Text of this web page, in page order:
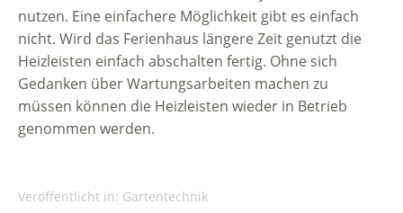
nutzen. Eine einfachere Möglichkeit gibt es einfach
nicht. Wird das Ferienhaus längere Zeit genutzt die
Heizleisten einfach abschalten fertig. Ohne sich
Gedanken über Wartungsarbeiten machen zu
müssen können die Heizleisten wieder in Betrieb
genommen werden.
Veröffentlicht in: Gartentechnik